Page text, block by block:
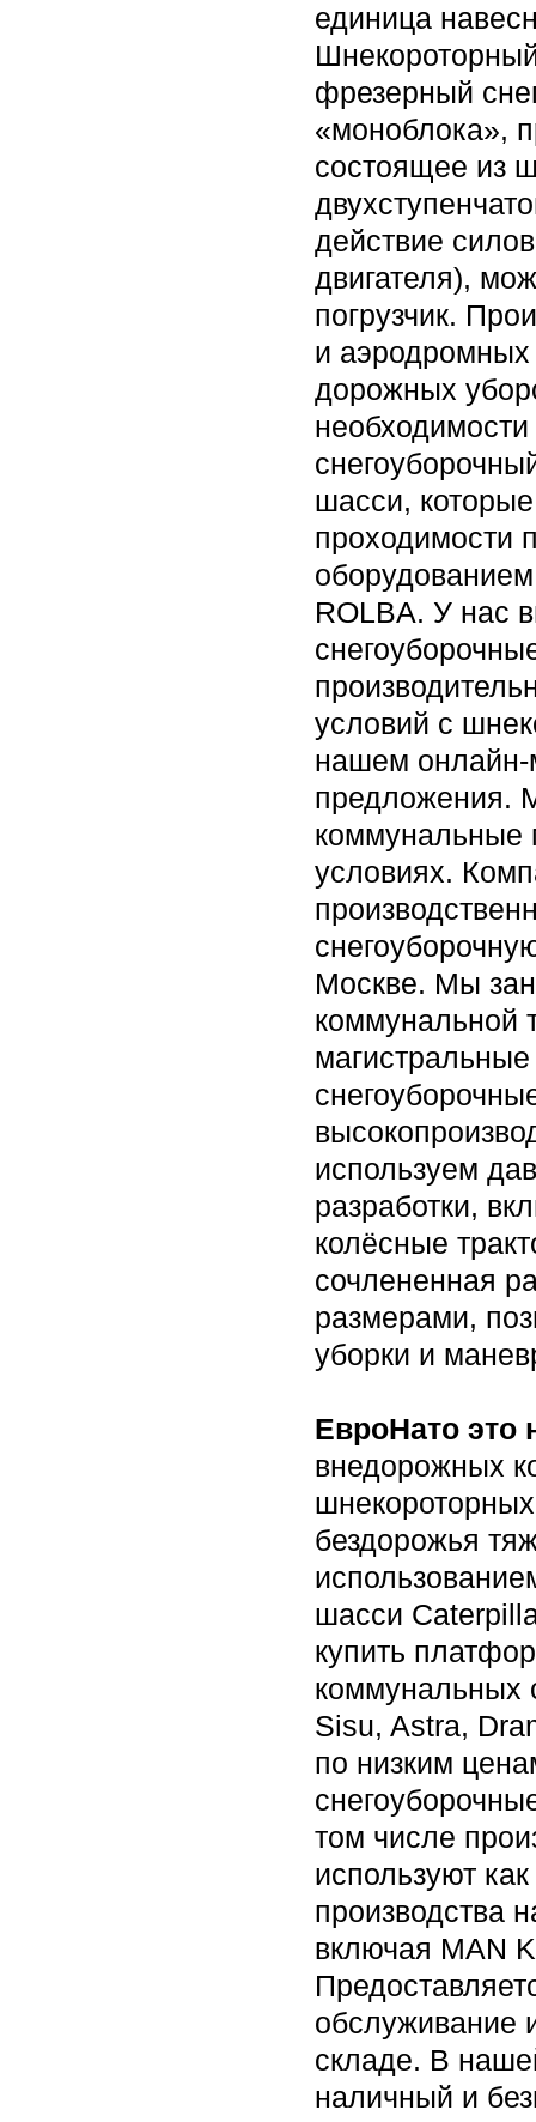
единица
фрезерный
«моноблока»,
состоящее из
действие
двигателя),
погрузчик.
и аэродромных
дорожных
шасси,
проходимости
ROLBA. У нас
условий с
нашем онлайн-
предложения.
коммунальные
условиях.
Москве. Мы
коммунальной
используем
разработки,
колёсные
сочлененная
размерами,
уборки и
ЕвроНато это
внедорожных
бездорожья
шасси
купить
коммунальных
Sisu, Astra,
по низким
том числе
используют
производства
включая MAN
обслуживание
складе. В
наличный и